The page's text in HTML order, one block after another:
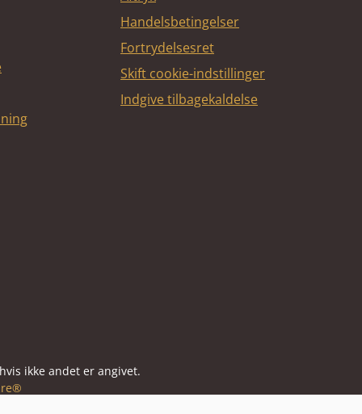
Handelsbetingelser
Fortrydelsesret
Skift cookie-indstillinger
Indgive tilbagekaldelse
ikke andet er angivet.